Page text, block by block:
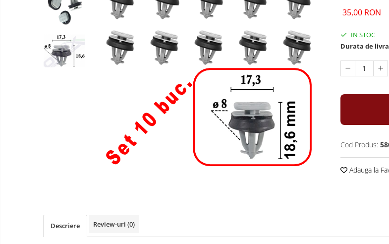
35,00 RON
IN STOC
Durata de
Cod Produs:
Adauga la
Descriere Review-uri (0)